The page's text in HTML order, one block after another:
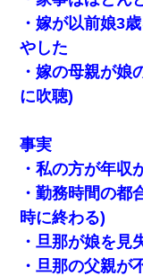
・嫁が以前娘3
やした
・嫁の母親が娘
に吹聴)
事実
・私の方が年収
・勤務時間の都
時に終わる)
・旦那が娘を見
・旦那の父親が